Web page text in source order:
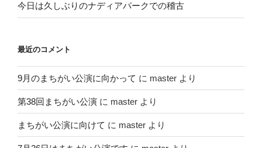
今日は久しぶりのナディアパークでの稽古
最近のコメント
9月のまちがい公演に向かって に master より
第38回まちがい公演 に master より
まちがい公演に向けて に master より